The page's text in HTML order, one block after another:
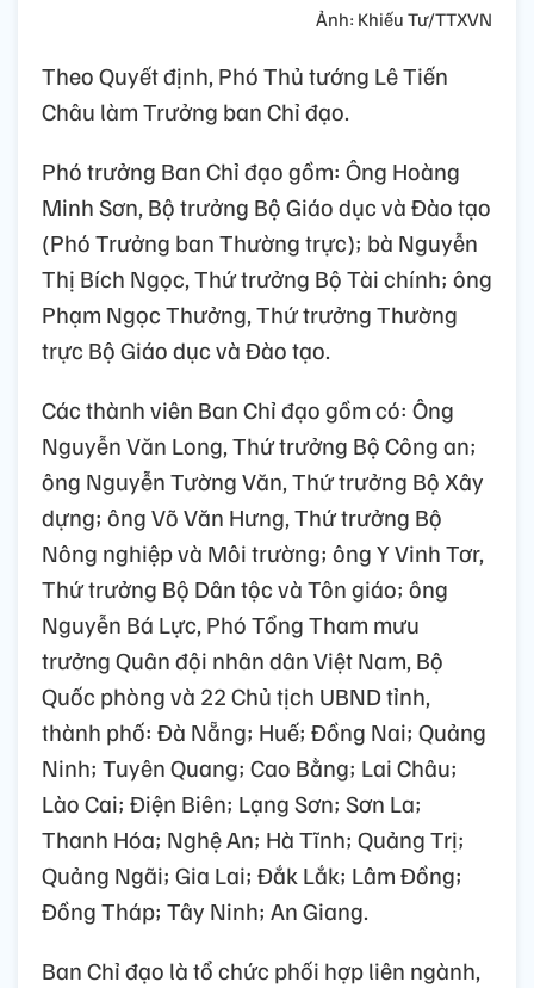
Ảnh: Khiếu Tư/TTXVN
Theo Quyết định, Phó Thủ tướng Lê Tiến
Châu làm Trưởng ban Chỉ đạo.
Phó trưởng Ban Chỉ đạo gồm: Ông Hoàng
Minh Sơn, Bộ trưởng Bộ Giáo dục và Đào tạo
(Phó Trưởng ban Thường trực); bà Nguyễn
Thị Bích Ngọc, Thứ trưởng Bộ Tài chính; ông
Phạm Ngọc Thưởng, Thứ trưởng Thường
trực Bộ Giáo dục và Đào tạo.
Các thành viên Ban Chỉ đạo gồm có: Ông
Nguyễn Văn Long, Thứ trưởng Bộ Công an;
ông Nguyễn Tường Văn, Thứ trưởng Bộ Xây
dựng; ông Võ Văn Hưng, Thứ trưởng Bộ
Nông nghiệp và Môi trường; ông Y Vinh Tơr,
Thứ trưởng Bộ Dân tộc và Tôn giáo; ông
Nguyễn Bá Lực, Phó Tổng Tham mưu
trưởng Quân đội nhân dân Việt Nam, Bộ
Quốc phòng và 22 Chủ tịch UBND tỉnh,
thành phố: Đà Nẵng; Huế; Đồng Nai; Quảng
Ninh; Tuyên Quang; Cao Bằng; Lai Châu;
Lào Cai; Điện Biên; Lạng Sơn; Sơn La;
Thanh Hóa; Nghệ An; Hà Tĩnh; Quảng Trị;
Quảng Ngãi; Gia Lai; Đắk Lắk; Lâm Đồng;
Đồng Tháp; Tây Ninh; An Giang.
Ban Chỉ đạo là tổ chức phối hợp liên ngành,